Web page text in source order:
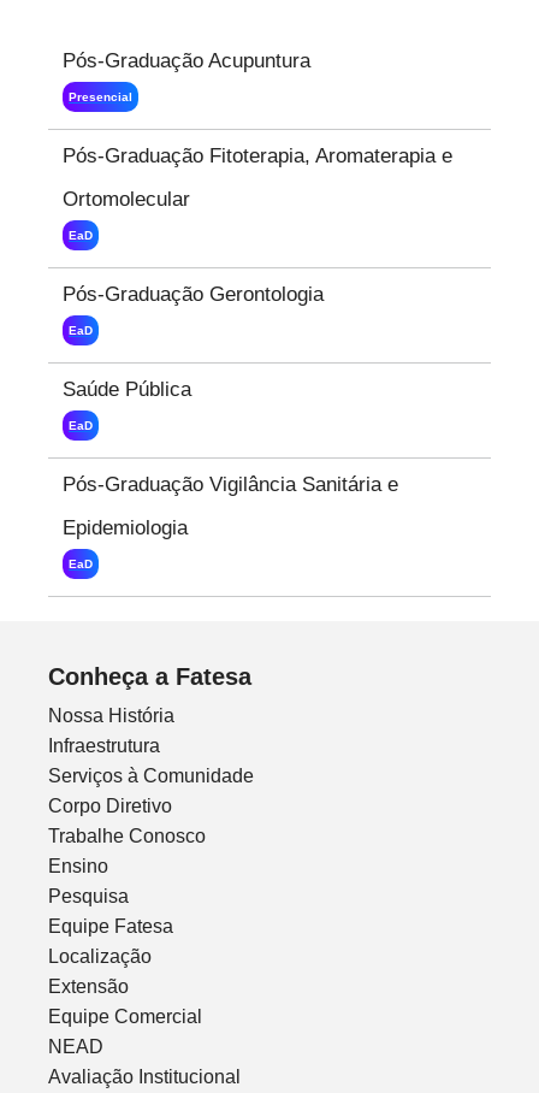
Pós-Graduação Acupuntura
Presencial
Pós-Graduação Fitoterapia, Aromaterapia e
Ortomolecular
EaD
Pós-Graduação Gerontologia
EaD
Saúde Pública
EaD
Pós-Graduação Vigilância Sanitária e
Epidemiologia
EaD
Conheça a Fatesa
Nossa História
Infraestrutura
Serviços à Comunidade
Corpo Diretivo
Trabalhe Conosco
Ensino
Pesquisa
Equipe Fatesa
Localização
Extensão
Equipe Comercial
NEAD
Avaliação Institucional